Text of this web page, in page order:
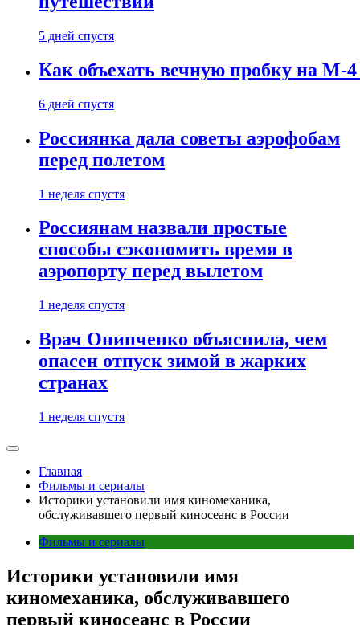
5 дней спустя
Как объехать вечную пробку на М-
6 дней спустя
Россиянка дала советы аэрофобам
перед полетом
1 неделя спустя
Россиянам назвали простые
способы сэкономить время в
аэропорту перед вылетом
1 неделя спустя
Врач Онипченко объяснила, чем
опасен отпуск зимой в жарких
странах
1 неделя спустя
Главная
Фильмы и сериалы
Историки установили имя киномеханика,
обслуживавшего первый киносеанс в России
Фильмы и сериалы
Историки установили имя
киномеханика, обслуживавшего
первый киносеанс в России